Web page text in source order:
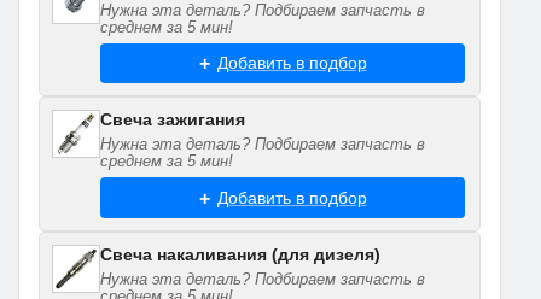
Нужна эта деталь? Подбираем запчасть в
среднем за 5 мин!
Добавить в подбор
Свеча зажигания
Нужна эта деталь? Подбираем запчасть в
среднем за 5 мин!
Добавить в подбор
Свеча накаливания (для дизеля)
Нужна эта деталь? Подбираем запчасть в